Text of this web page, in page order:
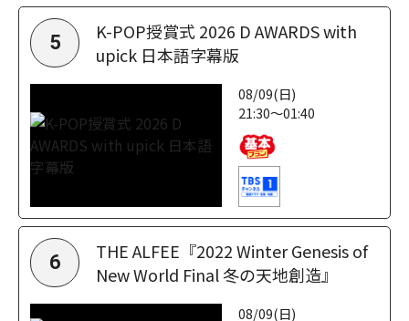
5
K-POP授賞式 2026 D AWARDS with
upick 日本語字幕版
08/09(日)
21:30～01:40
6
THE ALFEE『2022 Winter Genesis of
New World Final 冬の天地創造』
08/09(日)